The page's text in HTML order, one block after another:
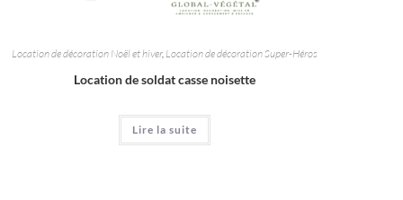
Location de décoration Noël et hiver, Location de décoration Super-Héros
Location de soldat casse noisette
Lire la suite